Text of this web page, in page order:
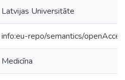
Latvijas Universitāte
info:eu-repo/semantics/
Medicīna